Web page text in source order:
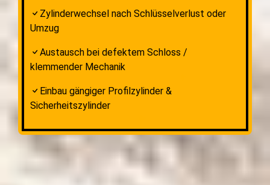
Zylinderwechsel nach Schlüsselverlust oder
Umzug
Austausch bei defektem Schloss /
klemmender Mechanik
Einbau gängiger Profilzylinder &
Sicherheitszylinder